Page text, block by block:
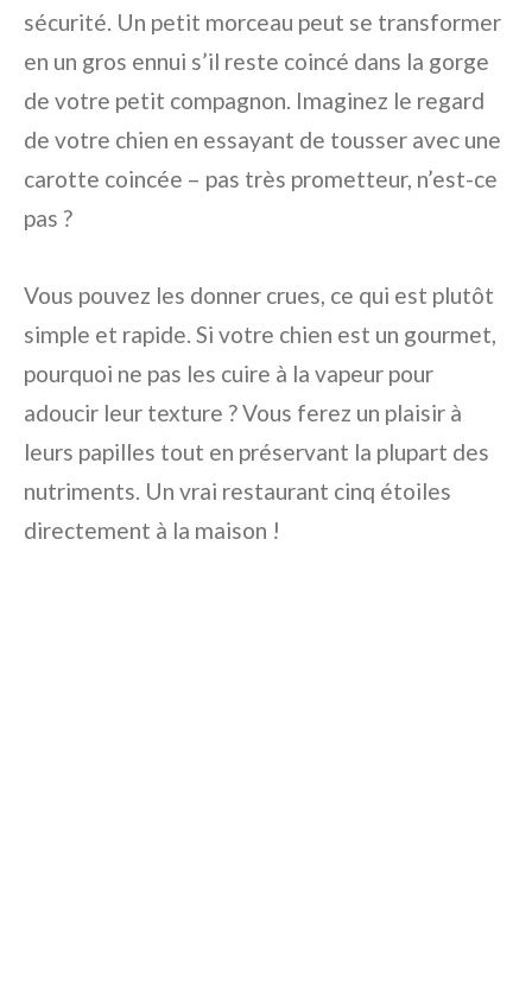
sécurité. Un petit morceau peut se transformer
en un gros ennui s’il reste coincé dans la gorge
de votre petit compagnon. Imaginez le regard
de votre chien en essayant de tousser avec une
carotte coincée – pas très prometteur, n’est-ce
pas ?
Vous pouvez les donner crues, ce qui est plutôt
simple et rapide. Si votre chien est un gourmet,
pourquoi ne pas les cuire à la vapeur pour
adoucir leur texture ? Vous ferez un plaisir à
leurs papilles tout en préservant la plupart des
nutriments. Un vrai restaurant cinq étoiles
directement à la maison !